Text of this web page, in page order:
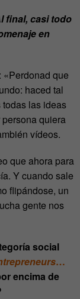
final, casi todo
en
«Perdonad que
haced tal
las ideas
quiera
vídeos.
que ahora para
Y cuando sale
flipándose, un
gente nos
social
…
encima de